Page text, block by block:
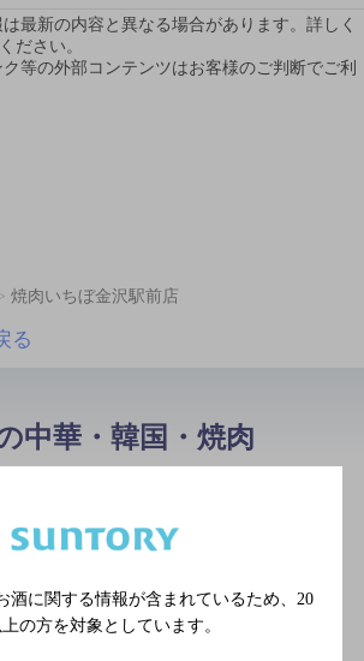
最新の内容と異なる場合があります。詳しく
ださい。
等の外部コンテンツはお客様のご判断でご利
焼肉いちぼ金沢駅前店
る
中華・韓国・焼肉
[焼肉／韓国料理]
酒に関する情報が含まれているため、 20
の方を対象としています。